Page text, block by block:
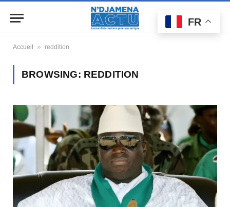
Accueil » reddition
BROWSING: REDDITION
FR